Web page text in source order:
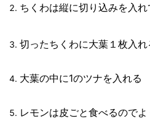
ちくわは縦に切り込みを入
切ったちくわに大葉１枚入れ
大葉の中に1のツナを入れる
レモンは皮ごと食べるので